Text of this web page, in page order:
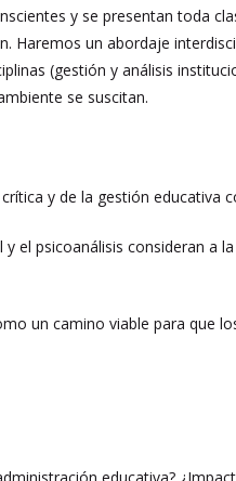
y se presentan toda
Haremos un abordaje
(gestión y análisis
se suscitan.
y de la gestión educativa
el psicoanálisis consideran a
un camino viable para que